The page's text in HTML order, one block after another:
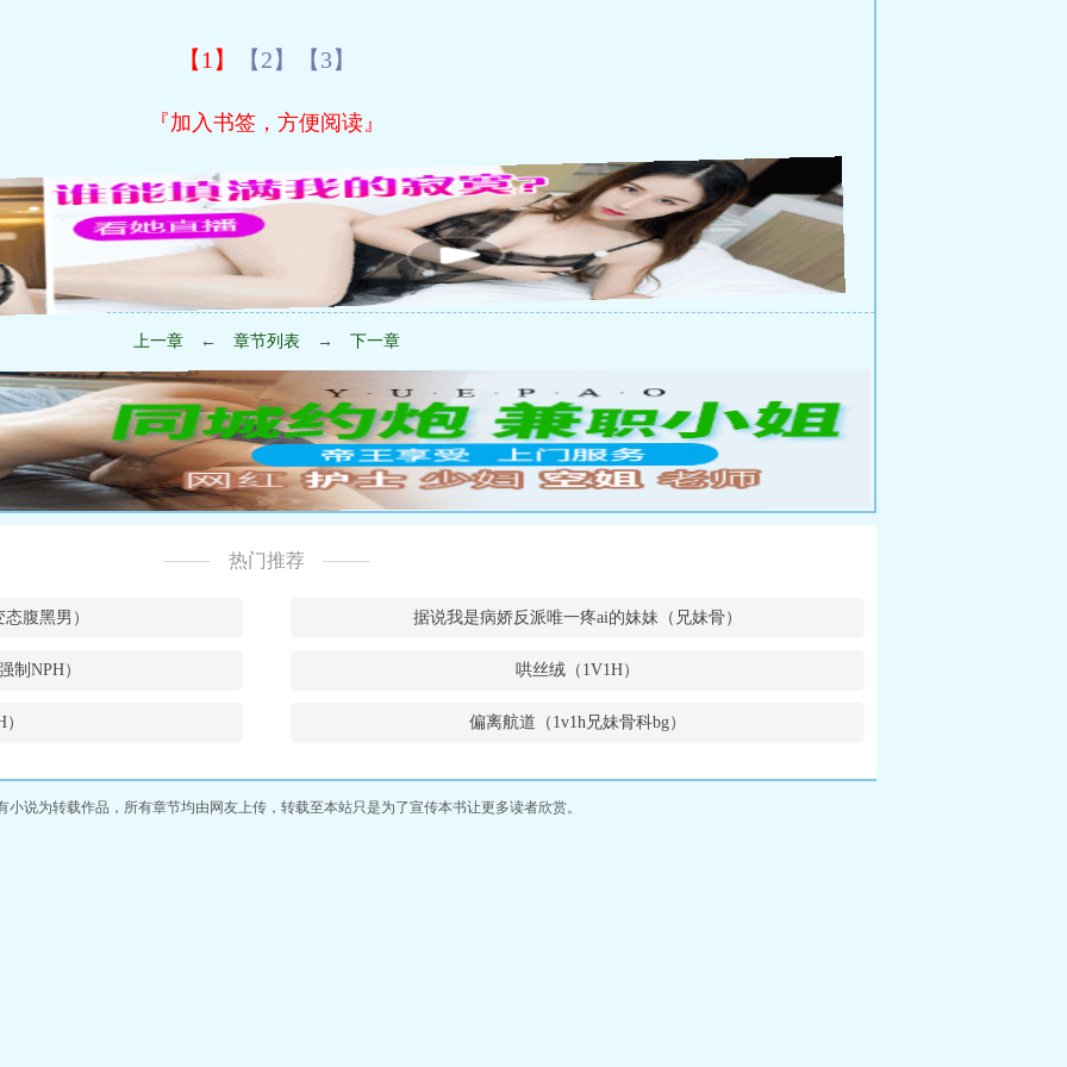
【1】 【2】 【3】
『加入书签，方便阅读』
上一章 ← 章节列表 → 下一章
热门推荐
腹黑男） 据说我是病娇反派唯一疼ai的妹妹（兄妹骨）
制NPH） 哄丝绒（1V1H）
偏离航道（1v1h兄妹骨科bg）
小说为转载作品，所有章节均由网友上传，转载至本站只是为了宣传本书让更多读者欣赏。